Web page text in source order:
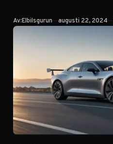
Av:Elbilsgurun Publicerad
augusti 22, 2024